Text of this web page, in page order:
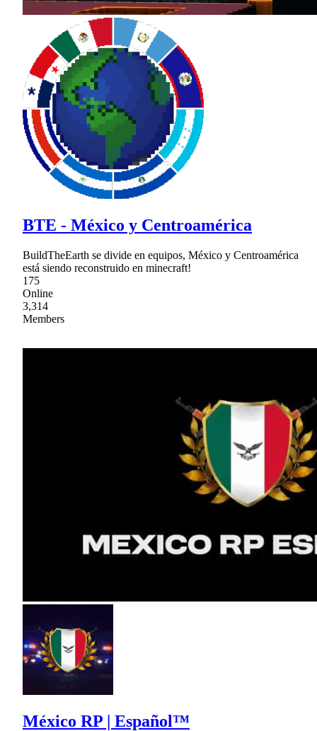
BTE - México y Centroamérica
BuildTheEarth se divide en equipos, México y Centroamérica
está siendo reconstruido en minecraft!
175
Online
3,314
Members
México RP | Español™